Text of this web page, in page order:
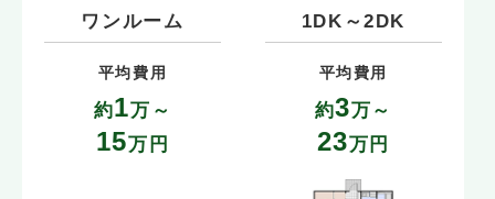
ワンルーム
平均費用
約1万～
15万円
1DK～2DK
平均費用
約3万～
23万円